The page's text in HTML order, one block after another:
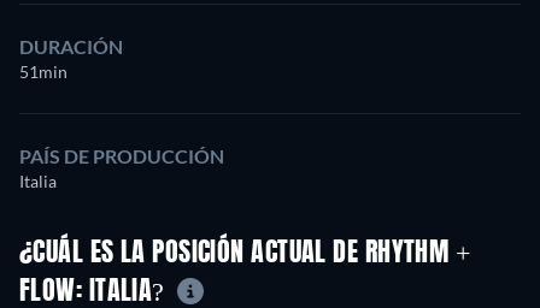
DURACIÓN
51min
PAÍS DE PRODUCCIÓN
Italia
¿CUÁL ES LA POSICIÓN ACTUAL DE RHYTHM +
FLOW: ITALIA?